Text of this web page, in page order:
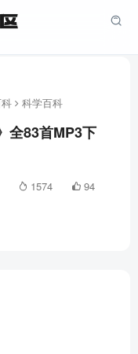
科学百科
全83首MP3下
1574
94